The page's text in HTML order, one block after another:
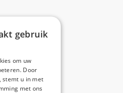
gebruik
om uw
Door
stemt u in met
met ons